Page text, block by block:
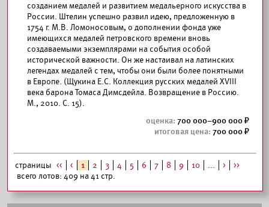
созданием медалей и развитием медальерного искусства в
России. Штелин успешно развил идею, предложенную в
1754 г. М.В. Ломоносовым, о дополнении фонда уже
имеющихся медалей петровского времени вновь
создаваемыми экземплярами на события особой
исторической важности. Он же настаивал на латинских
легендах медалей с тем, чтобы они были более понятными
в Европе. (Щукина Е.С. Коллекция русских медалей XVIII
века барона Томаса Димсдейла. Возвращение в Россию.
М., 2010. С. 15).
700 000–900 000
700 000
страницы << < 1 2 3 4 5 6 7 8 9 10 ... >
>>
всего лотов: 409 на 41 стр.